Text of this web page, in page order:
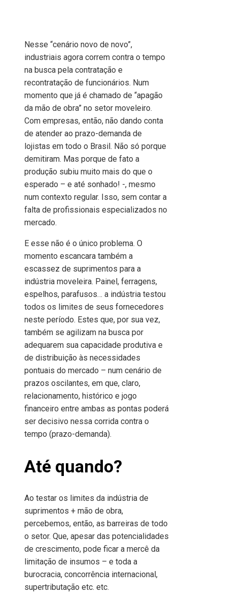
Nesse “cenário novo de novo”,
industriais agora correm contra o tempo
na busca pela contratação e
recontratação de funcionários. Num
momento que já é chamado de “apagão
da mão de obra” no setor moveleiro.
Com empresas, então, não dando conta
de atender ao prazo-demanda de
lojistas em todo o Brasil. Não só porque
demitiram. Mas porque de fato a
produção subiu muito mais do que o
esperado – e até sonhado! -, mesmo
num contexto regular. Isso, sem contar a
falta de profissionais especializados no
mercado.
E esse não é o único problema. O
momento escancara também a
escassez de suprimentos para a
indústria moveleira. Painel, ferragens,
espelhos, parafusos… a indústria testou
todos os limites de seus fornecedores
neste período. Estes que, por sua vez,
também se agilizam na busca por
adequarem sua capacidade produtiva e
de distribuição às necessidades
pontuais do mercado – num cenário de
prazos oscilantes, em que, claro,
relacionamento, histórico e jogo
financeiro entre ambas as pontas poderá
ser decisivo nessa corrida contra o
tempo (prazo-demanda).
Até quando?
Ao testar os limites da indústria de
suprimentos + mão de obra,
percebemos, então, as barreiras de todo
o setor. Que, apesar das potencialidades
de crescimento, pode ficar a mercê da
limitação de insumos – e toda a
burocracia, concorrência internacional,
supertributação etc. etc.